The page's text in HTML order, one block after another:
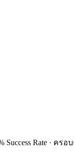
Rate · คร